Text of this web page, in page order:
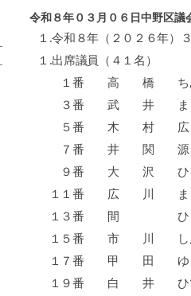
令和８年０３月０６日中野区
１ .令和８年（２０２６年）
１ .出席議員（４１名）
１番 高 橋
３番 武 井
５番 木 村
７番 井 関
９番 大 沢 ひ
１１番 広 川
１３番 間
１５番 市 川
１７番 甲 田
１９番 白 井